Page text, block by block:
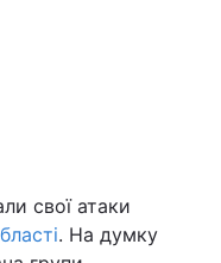
свої атаки
. На думку